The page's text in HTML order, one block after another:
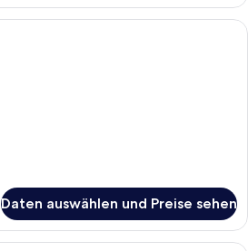
Ein Hotelzimmer mit einem Bett,
Daten auswählen und Preise sehen